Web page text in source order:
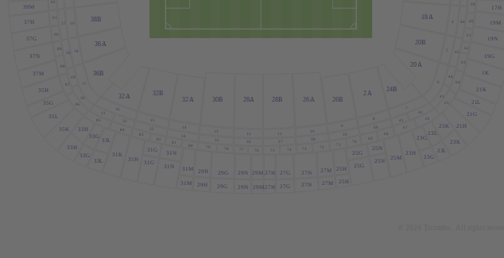
18A
20B
20 A
36B
36A
38B
26A
28B
28A
30B
24B
2A
26B
32A
32B
32A
17H
19M
19N
19G
1K
21K
21 L
21G
21H
35K
35 L
35G
35H
37M
37N
37G
37H
39M
9
10
11
12
13
14
15
16
32
34
36
40
41
42
69
70
71
73
74
76
80
81
82
31
66
67
68
84
88
4
6
17
18
19
27
29
30 43
44
45
46
59
60
61
62
63
64
65
86
87
89
90
91
92
25H
27M
27N
27G
27H
29M
29N
29G
29H
31M
25N
25G
31N
31G
23K
23
L
23G
33G
33H
23H
25M
31H
31K
25N
25G
31N
31G
25H
27M
27N
27G
27H
29M
29N
29G
29H
31M
23K
23
23G
33L
33G